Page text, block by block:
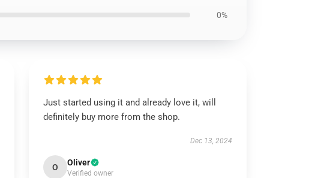
0%
Just started using it and already love it, will
definitely buy more from the shop.
Dec 13, 2024
O Oliver
Verified owner